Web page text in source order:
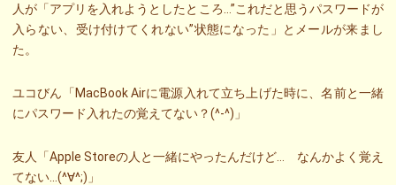
人が「アプリを入れようとしたところ…”これだと思うパスワードが
入らない、受け付けてくれない”状態になった」とメールが来まし
た。
ユコびん「MacBook Airに電源入れて立ち上げた時に、名前と一緒
にパスワード入れたの覚えてない？(^-^)」
友人「Apple Storeの人と一緒にやったんだけど… なんかよく覚え
てない…(^∀^;)」